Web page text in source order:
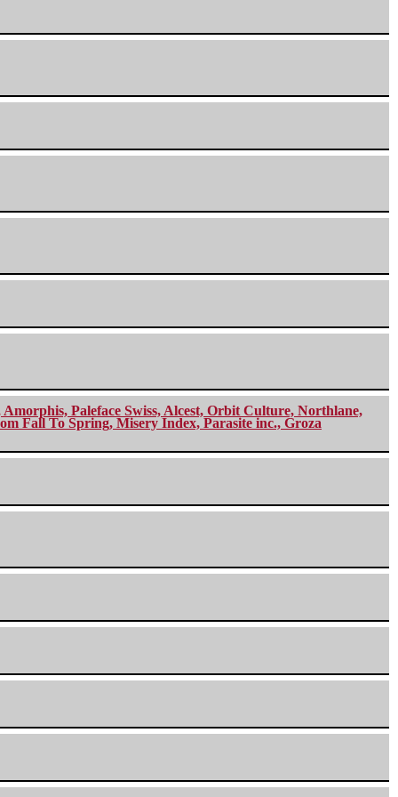
Paleface Swiss, Alcest, Orbit Culture, Northlane,
Fall To Spring, Misery Index, Parasite inc., Groza